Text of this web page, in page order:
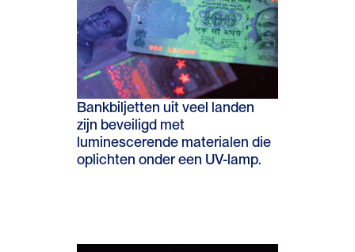
Bankbiljetten uit veel landen
zijn beveiligd met
luminescerende materialen die
oplichten onder een UV-lamp.